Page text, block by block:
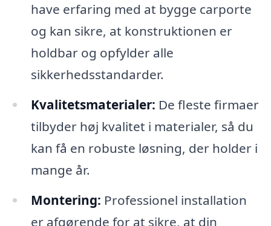
have erfaring med at bygge carporte
og kan sikre, at konstruktionen er
holdbar og opfylder alle
sikkerhedsstandarder.
Kvalitetsmaterialer: De fleste firmaer
tilbyder høj kvalitet i materialer, så du
kan få en robuste løsning, der holder i
mange år.
Montering: Professionel installation
er afgørende for at sikre, at din